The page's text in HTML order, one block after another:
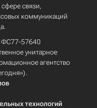
связи,
коммуникаций
ФС77-57640
унитарное
агентство
технологий